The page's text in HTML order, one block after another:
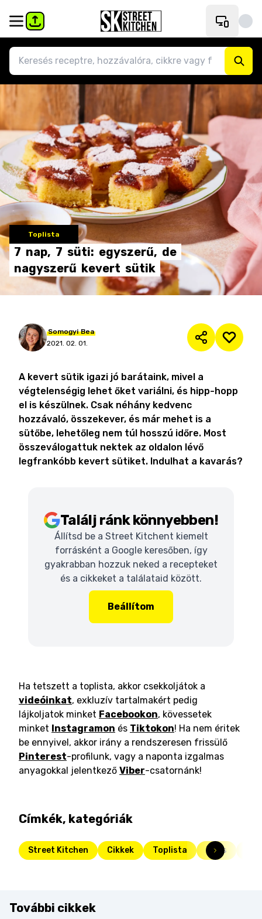
Toplista
7 nap, 7 süti: egyszerű, de
nagyszerű kevert sütik
Somogyi Bea
2021. 02. 01.
A kevert sütik igazi jó barátaink, mivel a
végtelenségig lehet őket variálni, és hipp-hopp
el is készülnek. Csak néhány kedvenc
hozzávaló, összekever, és már mehet is a
sütőbe, lehetőleg nem túl hosszú időre. Most
összeválogattuk nektek az oldalon lévő
legfrankóbb kevert sütiket. Indulhat a kavarás?
Találj ránk könnyebben!
Állítsd be a Street Kitchent kiemelt
forrásként a Google keresőben, így
gyakrabban hozzuk neked a recepteket
és a cikkeket a találataid között.
Beállítom
Ha tetszett a toplista, akkor csekkoljátok a
videóinkat, exkluzív tartalmakért pedig
lájkoljatok minket Facebookon, kövessetek
minket Instagramon és Tiktokon! Ha nem éritek
be ennyivel, akkor irány a rendszeresen frissülő
Pinterest-profilunk, vagy a naponta izgalmas
anyagokkal jelentkező Viber-csatornánk!
Címkék, kategóriák
Street Kitchen Cikkek Toplista Friss
További cikkek